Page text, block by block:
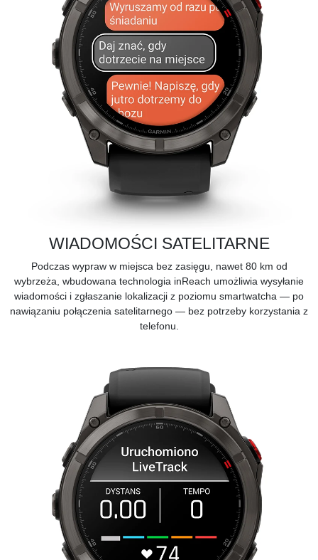
WIADOMOŚCI SATELITARNE
Podczas wypraw w miejsca bez zasięgu, nawet 80 km od
wybrzeża, wbudowana technologia inReach umożliwia wysyłanie
wiadomości i zgłaszanie lokalizacji z poziomu smartwatcha — po
nawiązaniu połączenia satelitarnego — bez potrzeby korzystania z
telefonu.